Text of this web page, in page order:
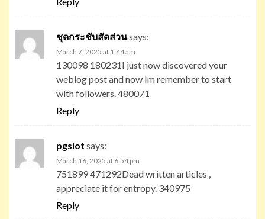
ชุดกระชับสัดส่วนsays:
March 7, 2025 at 1:44 am
130098 180231I just now discovered your
weblog post and now Im remember to start
with followers. 480071
Reply
pgslot says:
March 16, 2025 at 6:54 pm
751899 471292Dead written articles ,
appreciate it for entropy. 340975
Reply